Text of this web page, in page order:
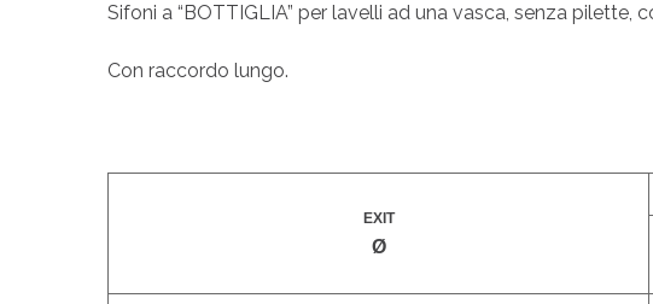
Sifoni a “BOTTIGLIA” per lavelli ad una vasca, senza pilette,
Con raccordo lungo.
EXIT
Ø